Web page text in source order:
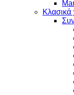
Κλασικά